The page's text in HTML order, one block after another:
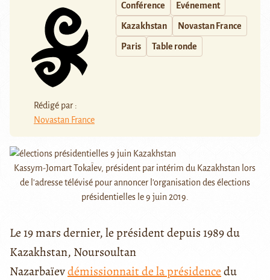
Rédigé par :
Novastan France
Conférence Evénement
Kazakhstan Novastan France
Paris Table ronde
Kassym-Jomart TokaÏev, président par intérim du Kazakhstan lors
de l'adresse télévisé pour annoncer l'organisation des élections
présidentielles le 9 juin 2019.
Le 19 mars dernier, le président depuis 1989 du
Kazakhstan, Noursoultan
Nazarbaïevdémissionnait de la présidencedu